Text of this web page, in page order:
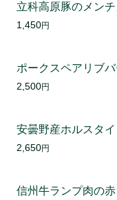
立科高原豚のメン
1,450円
ポークスペアリブ
2,500円
安曇野産ホルスタ
2,650円
信州牛ランプ肉の